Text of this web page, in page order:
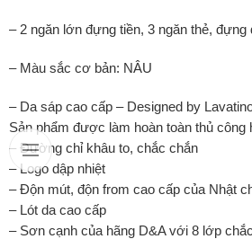
– 2 ngăn lớn đựng tiền, 3 ngăn thẻ,
– Màu sắc cơ bản: NÂU
– Da sáp cao cấp – Designed by
Sản phẩm được làm hoàn toàn thủ công
– Đường chỉ khâu to, chắc chắn
– Logo dập nhiệt
– Độn mút, độn from cao cấp của Nhật
– Lót da cao cấp
– Sơn cạnh của hãng D&A với 8 lớp